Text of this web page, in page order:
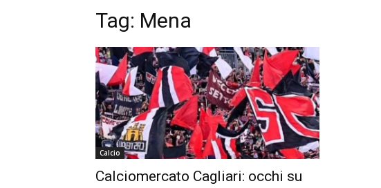
Tag: Mena
Calcio
Calciomercato Cagliari: occhi su